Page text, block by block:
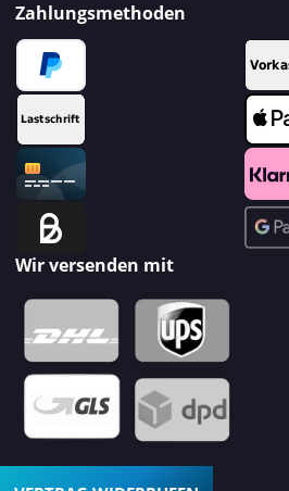
Zahlungsmethoden
Wir versenden mit